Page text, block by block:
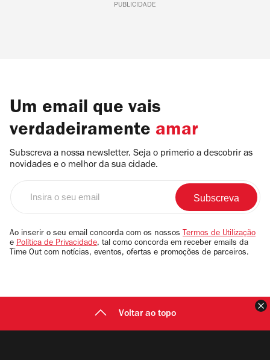
PUBLICIDADE
Um email que vais
verdadeiramente amar
Subscreva a nossa newsletter. Seja o primerio a descobrir as
novidades e o melhor da sua cidade.
email
Ao inserir o seu email concorda com os nossos Termos de Utilização
e Política de Privacidade, tal como concorda em receber emails da
Time Out com notícias, eventos, ofertas e promoções de parceiros.
Voltar ao topo